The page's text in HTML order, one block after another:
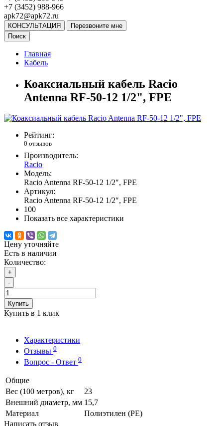
+7 (3452) 988-966
apk72@apk72.ru
КОНСУЛЬТАЦИЯ
Перезвоните мне
Поиск
Главная
Кабель
Коаксиальный кабель Racio
Antenna RF-50-12 1/2", FPE
Рейтинг:
0 отзывов
Производитель:
Racio
Модель:
Racio Antenna RF-50-12 1/2″, FPE
Артикул:
Racio Antenna RF-50-12 1/2″, FPE
100
Показать все характеристики
Цену уточняйте
Есть в наличии
Количество:
+
-
Купить
Купить в 1 клик
Характеристики
Отзывы 0
Вопрос - Ответ 0
Общие
Вес (100 метров), кг
23
Внешний диаметр, мм 15,7
Материал
Полиэтилен (PE)
Написать отзыв